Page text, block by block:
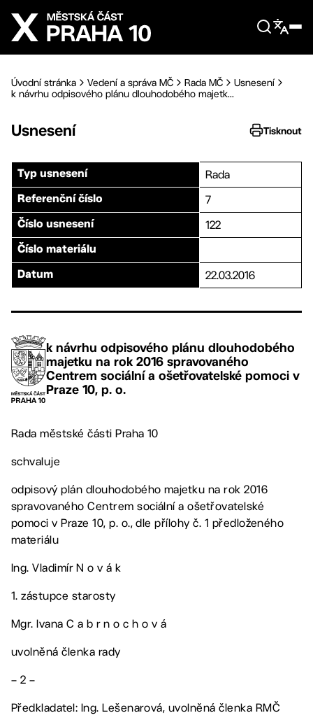
Přejít na hlavní obsah
Úvodní stránka Vedení a správa MČ Rada MČ
Usnesení
k návrhu odpisového plánu dlouhodobého majetk...
Usnesení Tisknout
Typ usnesení Rada
Referenční číslo 7
Číslo usnesení 122
Číslo materiálu
Datum 22.03.2016
k návrhu odpisového plánu dlouhodobého
majetku na rok 2016 spravovaného
Centrem sociální a ošetřovatelské pomoci v
Praze 10, p. o.
Rada městské části Praha 10
schvaluje
odpisový plán dlouhodobého majetku na rok 2016
spravovaného Centrem sociální a ošetřovatelské
pomoci v Praze 10, p. o., dle přílohy č. 1 předloženého
materiálu
Ing. Vladimír N o v á k
1. zástupce starosty
Mgr. Ivana C a b r n o c h o v á
uvolněná členka rady
– 2 –
Předkladatel: Ing. Lešenarová, uvolněná členka RMČ